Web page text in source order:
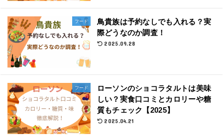
フード
鳥貴族は予約なしでも入れる？実
際どうなのか調査！
2025.09.28
フード
ローソンのショコラタルトは美味
しい？実食口コミとカロリーや糖
質もチェック【2025】
2025.04.21